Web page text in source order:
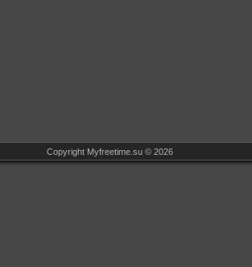
Copyright Myfreetime.su © 2026